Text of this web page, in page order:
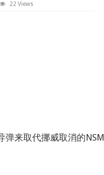
22 Views
弹来取代挪威取消的NSM